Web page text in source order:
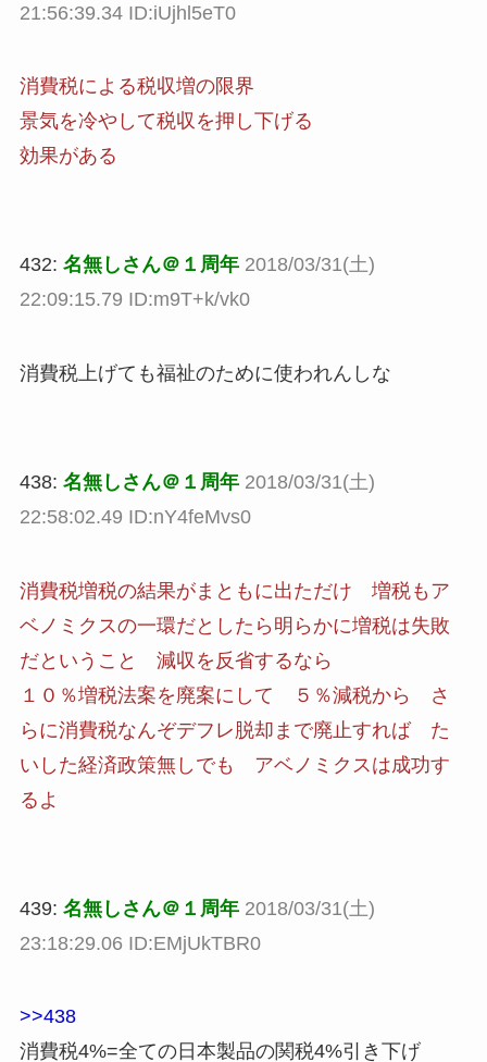
21:56:39.34 ID:iUjhl5eT0
消費税による税収増の限界
景気を冷やして税収を押し下げる
効果がある
432: 名無しさん＠１周年 2018/03/31(土)
22:09:15.79 ID:m9T+k/vk0
消費税上げても福祉のために使われんしな
438: 名無しさん＠１周年 2018/03/31(土)
22:58:02.49 ID:nY4feMvs0
消費税増税の結果がまともに出ただけ 増税もア
ベノミクスの一環だとしたら明らかに増税は失敗
だということ 減収を反省するなら
１０％増税法案を廃案にして ５％減税から さ
らに消費税なんぞデフレ脱却まで廃止すれば た
いした経済政策無しでも アベノミクスは成功す
るよ
439: 名無しさん＠１周年 2018/03/31(土)
23:18:29.06 ID:EMjUkTBR0
>>438
消費税4%=全ての日本製品の関税4%引き下げ